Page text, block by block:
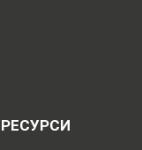
РЕСУРСИ